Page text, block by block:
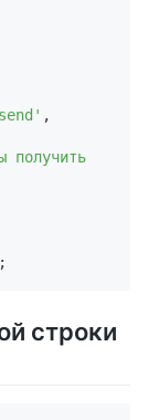
,
получить
строки